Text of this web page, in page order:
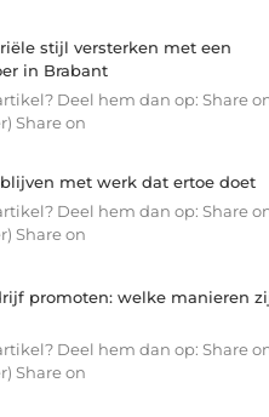
stijl versterken met een
in Brabant
Deel hem dan op: Share
Share on
met werk dat ertoe doet
Deel hem dan op: Share
Share on
promoten: welke manieren
Deel hem dan op: Share
Share on